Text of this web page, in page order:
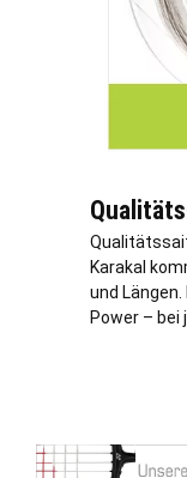
Karakal
und
Power – bei